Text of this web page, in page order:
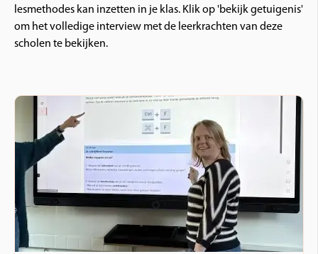
lesmethodes kan inzetten in je klas. Klik op 'bekijk getuigenis'
om het volledige interview met de leerkrachten van deze
scholen te bekijken.